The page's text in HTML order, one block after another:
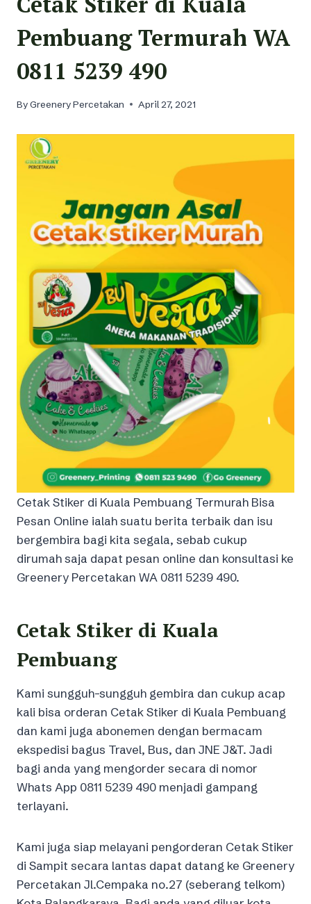
Pembuang Termurah WA
0811 5239 490
ByGreenery Percetakan April 27, 2021
Cetak Stiker di Kuala Pembuang Termurah Bisa
Pesan Online ialah suatu berita terbaik dan isu
bergembira bagi kita segala, sebab cukup
dirumah saja dapat pesan online dan konsultasi ke
Greenery Percetakan WA 0811 5239 490.
Cetak Stiker di Kuala
Pembuang
Kami sungguh-sungguh gembira dan cukup acap
kali bisa orderan Cetak Stiker di Kuala Pembuang
dan kami juga abonemen dengan bermacam
ekspedisi bagus Travel, Bus, dan JNE J&T. Jadi
bagi anda yang mengorder secara di nomor
Whats App 0811 5239 490 menjadi gampang
terlayani.
Kami juga siap melayani pengorderan Cetak Stiker
di Sampit secara lantas dapat datang ke Greenery
Percetakan Jl.Cempaka no.27 (seberang telkom)